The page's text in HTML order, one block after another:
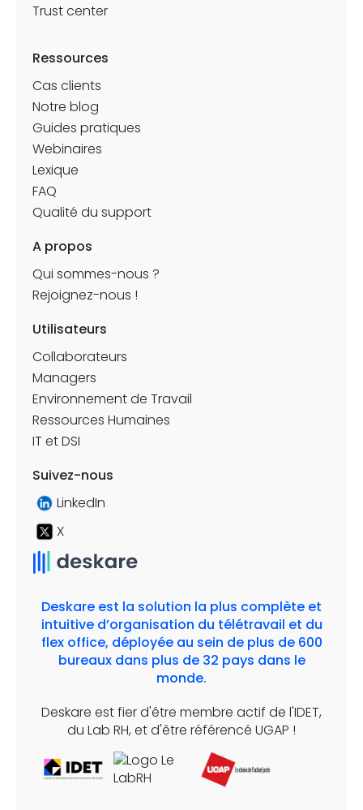
Trust center
Ressources
Cas clients
Notre blog
Guides pratiques
Webinaires
Lexique
FAQ
Qualité du support
Utilisateurs
Collaborateurs
Managers
Environnement de Travail
Ressources Humaines
IT et DSI
A propos
Qui sommes-nous ?
Rejoignez-nous !
Suivez-nous
LinkedIn
X
Deskare est la solution la plus complète et
intuitive d’organisation du télétravail et du
flex office, déployée au sein de plus de 600
bureaux dans plus de 32 pays dans le
monde.
Deskare est fier d'être membre actif de l'IDET,
du Lab RH, et d'être référencé UGAP !